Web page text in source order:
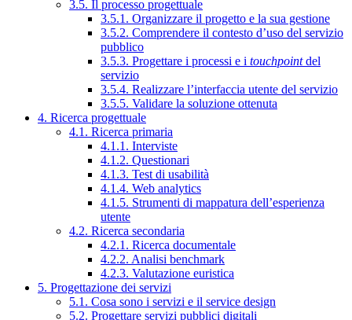
3.5. Il processo progettuale
3.5.1. Organizzare il progetto e la sua gestione
3.5.2. Comprendere il contesto d’uso del servizio
pubblico
3.5.3. Progettare i processi e i touchpointdel
servizio
3.5.4. Realizzare l’interfaccia utente del servizio
3.5.5. Validare la soluzione ottenuta
4. Ricerca progettuale
4.1. Ricerca primaria
4.1.1. Interviste
4.1.2. Questionari
4.1.3. Test di usabilità
4.1.4. Web analytics
4.1.5. Strumenti di mappatura dell’esperienza
utente
4.2. Ricerca secondaria
4.2.1. Ricerca documentale
4.2.2. Analisi benchmark
4.2.3. Valutazione euristica
5. Progettazione dei servizi
5.1. Cosa sono i servizi e il service design
5.2. Progettare servizi pubblici digitali